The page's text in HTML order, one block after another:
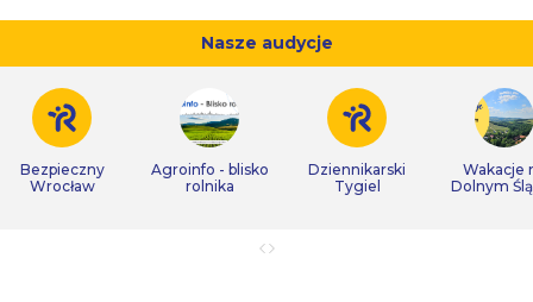
Nasze audycje
Bezpieczny
Wrocław
Agroinfo - blisko
rolnika
Dziennikarski
Tygiel
Wakacje
Dolnym